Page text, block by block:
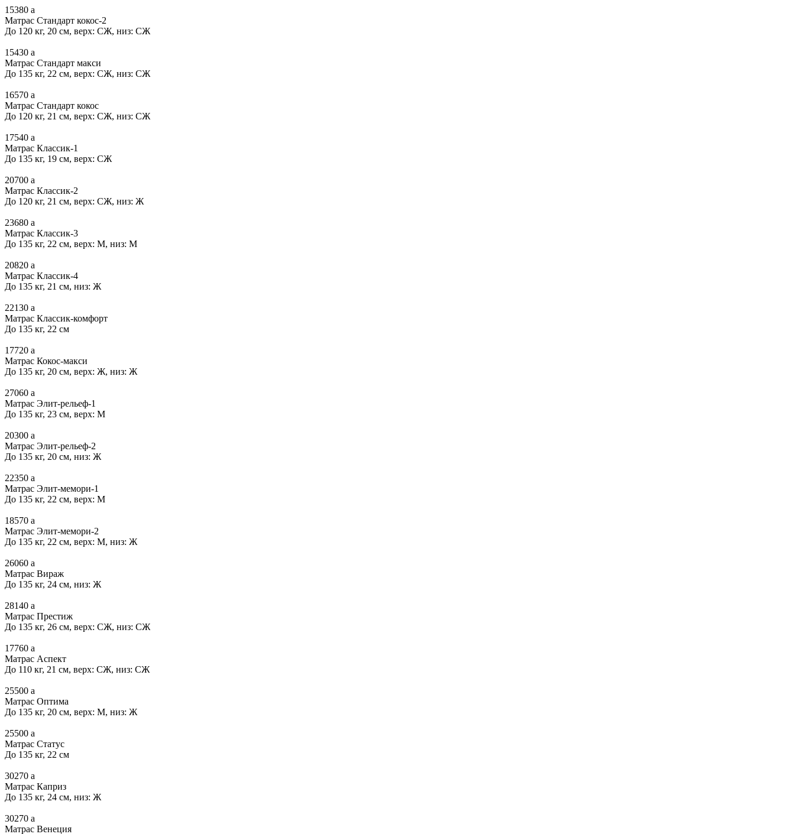
15380 a
Матрас Стандарт кокос-2
До 120 кг, 20 см, верх: СЖ, низ: СЖ
15430 a
Матрас Стандарт макси
До 135 кг, 22 см, верх: СЖ, низ: СЖ
16570 a
Матрас Стандарт кокос
До 120 кг, 21 см, верх: СЖ, низ: СЖ
17540 a
Матрас Классик-1
До 135 кг, 19 см, верх: СЖ
20700 a
Матрас Классик-2
До 120 кг, 21 см, верх: СЖ, низ: Ж
23680 a
Матрас Классик-3
До 135 кг, 22 см, верх: М, низ: М
20820 a
Матрас Классик-4
До 135 кг, 21 см, низ: Ж
22130 a
Матрас Классик-комфорт
До 135 кг, 22 см
17720 a
Матрас Кокос-макси
До 135 кг, 20 см, верх: Ж, низ: Ж
27060 a
Матрас Элит-рельеф-1
До 135 кг, 23 см, верх: М
20300 a
Матрас Элит-рельеф-2
До 135 кг, 20 см, низ: Ж
22350 a
Матрас Элит-мемори-1
До 135 кг, 22 см, верх: М
18570 a
Матрас Элит-мемори-2
До 135 кг, 22 см, верх: М, низ: Ж
26060 a
Матрас Вираж
До 135 кг, 24 см, низ: Ж
28140 a
Матрас Престиж
До 135 кг, 26 см, верх: СЖ, низ: СЖ
17760 a
Матрас Аспект
До 110 кг, 21 см, верх: СЖ, низ: СЖ
25500 a
Матрас Оптима
До 135 кг, 20 см, верх: М, низ: Ж
25500 a
Матрас Статус
До 135 кг, 22 см
30270 a
Матрас Каприз
До 135 кг, 24 см, низ: Ж
30270 a
Матрас Венеция